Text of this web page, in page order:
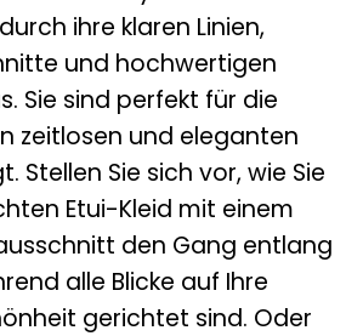
ihre klaren Linien,
und hochwertigen
Sie sind perfekt für die
zeitlosen und eleganten
Stellen Sie sich vor, wie Sie
Etui-Kleid mit einem
den Gang entlang
alle Blicke auf Ihre
gerichtet sind. Oder